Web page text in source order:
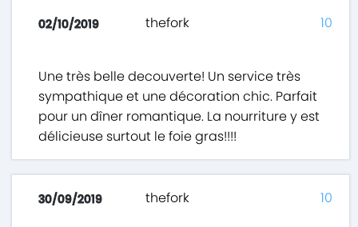
02/10/2019 thefork
Une très belle decouverte! Un service très
sympathique et une décoration chic. Parfait
pour un dîner romantique. La nourriture y est
délicieuse surtout le foie gras!!!!
10
30/09/2019 thefork 10